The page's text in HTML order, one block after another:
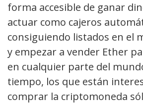
forma accesible de ganar
actuar como cajeros
consiguiendo listados en el
y empezar a vender Ether
en cualquier parte del
tiempo, los que están
comprar la criptomoneda